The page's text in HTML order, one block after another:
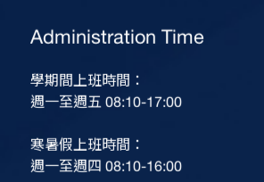
Administration Time
學期間上班時間：
週一至週五 08:10-17:00
寒暑假上班時間：
週一至週四 08:10-16:00